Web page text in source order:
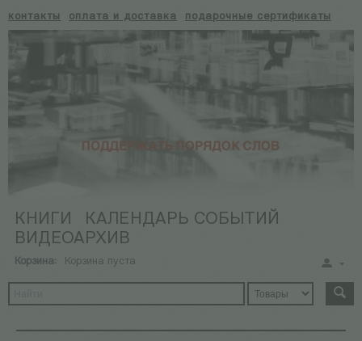
контакты оплата и доставка подарочные сертификаты
КНИГИ
КАЛЕНДАРЬ СОБЫТИЙ
ВИДЕОАРХИВ
Корзина: Корзина пуста